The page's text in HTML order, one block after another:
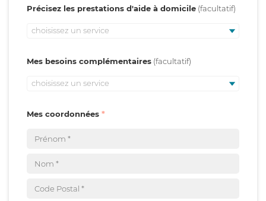
Précisez les prestations d'aide à domicile
choisissez un service
Mes besoins complémentaires
choisissez un service
Mes coordonnées